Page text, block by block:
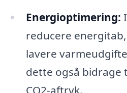
Energioptimering:
reducere
lavere
dette også bidrage
CO2-aftryk.